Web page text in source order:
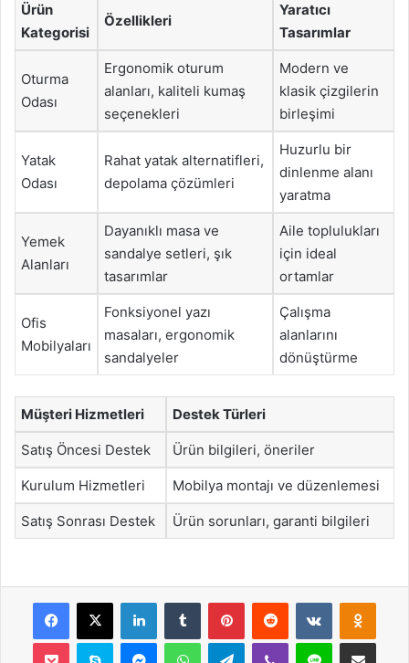
Ürün
Kategorisi
Özellikleri
Yaratıcı
Tasarımlar
Oturma
Odası
Ergonomik oturum
alanları, kaliteli kumaş
seçenekleri
Modern ve
klasik çizgilerin
birleşimi
Yatak
Odası
Rahat yatak alternatifleri,
depolama çözümleri
Huzurlu bir
dinlenme alanı
yaratma
Yemek
Alanları
Dayanıklı masa ve
sandalye setleri, şık
tasarımlar
Aile toplulukları
için ideal
ortamlar
Ofis
Mobilyaları
Fonksiyonel yazı
masaları, ergonomik
sandalyeler
Çalışma
alanlarını
dönüştürme
Müşteri Hizmetleri Destek Türleri
Satış Öncesi Destek Ürün bilgileri, öneriler
Kurulum Hizmetleri Mobilya montajı ve düzenlemesi
Satış Sonrası Destek Ürün sorunları, garanti bilgileri
Facebook
X LinkedInTumblr PinterestReddit VKontakte
Pocket Skype MessengerWhatsAppTelegramViber Line E-Posta ile